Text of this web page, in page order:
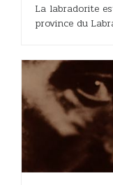
La labradorite
province du